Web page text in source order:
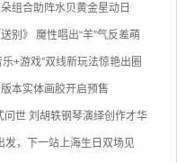
组合助阵水贝黄金星动日
别》 魔性唱出“羊”气反差萌
+游戏”双线新玩法惊艳出圈
本实体画胶开启预售
问世 刘胡轶钢琴演绎创作才华
发，下一站上海生日双场见